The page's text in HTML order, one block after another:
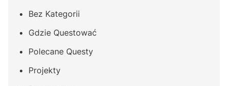
Bez Kategorii
Gdzie Questować
Polecane Questy
Projekty